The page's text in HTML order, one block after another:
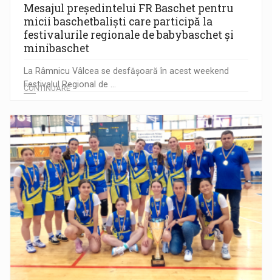
Mesajul președintelui FR Baschet pentru
micii baschetbaliști care participă la
festivalurile regionale de babybaschet și
minibaschet
La Râmnicu Vâlcea se desfășoară în acest weekend
Festivalul Regional de ...
CONTINUARE